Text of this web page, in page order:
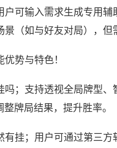
户可输入需求生成专用
景（如与好友对局），但
势与特色！
吗；支持透视全局牌型
牌局结果，提升胜率。
挂；用户可通过第三方